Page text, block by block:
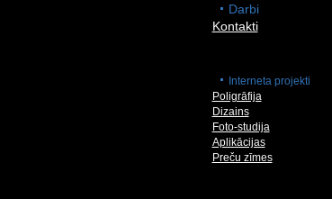
Darbi
Kontakti
Interneta projekti
Poligrāfija
Dizains
Foto-studija
Aplikācijas
Preču zīmes